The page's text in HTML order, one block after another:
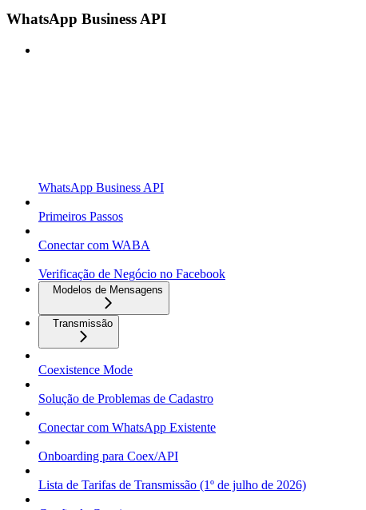
WhatsApp Business API
WhatsApp Business API
Primeiros Passos
Conectar com WABA
Verificação de Negócio no Facebook
Modelos de Mensagens
Transmissão
Coexistence Mode
Solução de Problemas de Cadastro
Conectar com WhatsApp Existente
Onboarding para Coex/API
Lista de Tarifas de Transmissão (1º de julho de 2026)